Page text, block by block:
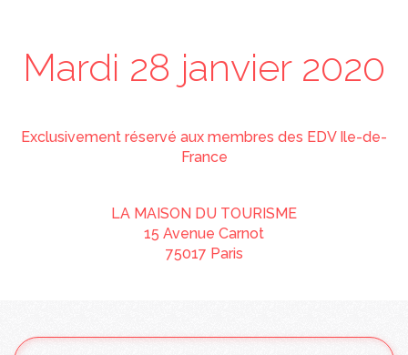
Mardi 28 janvier 2020
Exclusivement réservé aux membres des EDV Ile-de-
France
LA MAISON DU TOURISME
15 Avenue Carnot
75017 Paris